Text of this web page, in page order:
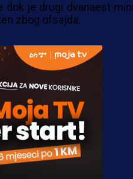
dok je drugi dvanaest
zbog ofsajda.